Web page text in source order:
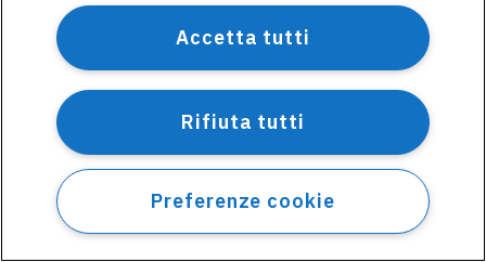
Accetta tutti
Rifiuta tutti
Preferenze cookie